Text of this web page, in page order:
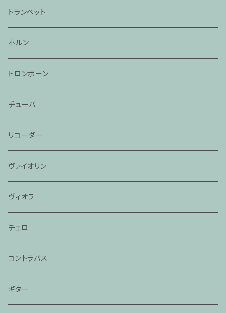
トランペット
ホルン
トロンボーン
チューバ
リコーダー
ヴァイオリン
ヴィオラ
チェロ
コントラバス
ギター